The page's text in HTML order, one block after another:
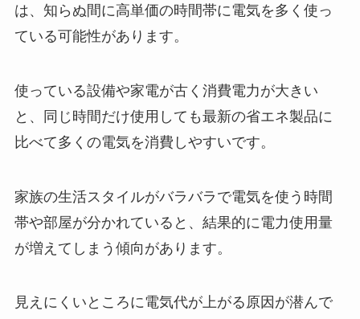
は、知らぬ間に高単価の時間帯に電気を多く使っ
ている可能性があります。
使っている設備や家電が古く消費電力が大きい
と、同じ時間だけ使用しても最新の省エネ製品に
比べて多くの電気を消費しやすいです。
家族の生活スタイルがバラバラで電気を使う時間
帯や部屋が分かれていると、結果的に電力使用量
が増えてしまう傾向があります。
見えにくいところに電気代が上がる原因が潜んで